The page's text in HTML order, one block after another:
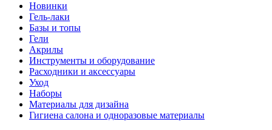
Новинки
Гель-лаки
Базы и топы
Гели
Акрилы
Инструменты и оборудование
Расходники и аксессуары
Уход
Наборы
Материалы для дизайна
Гигиена салона и одноразовые материалы